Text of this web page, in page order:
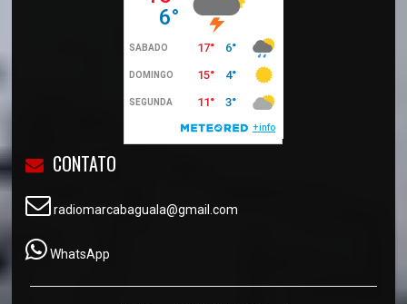
CONTATO
radiomarcabaguala@gmail.com
WhatsApp